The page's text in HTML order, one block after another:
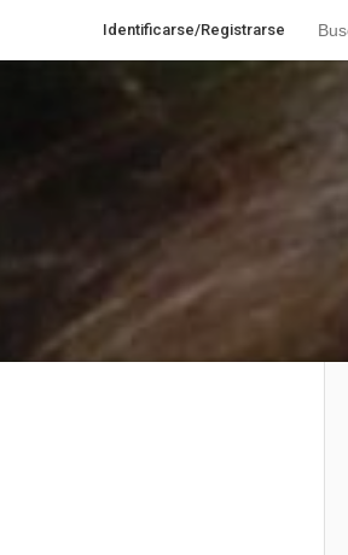
Identificarse/Registrarse